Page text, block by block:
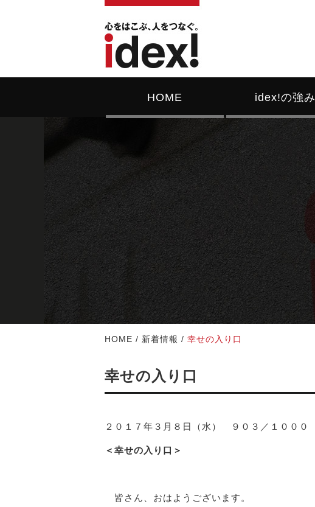
HOME idex!の強み
HOME / 新着情報 / 幸せの入り口
幸せの入り口
２０１７年３月８日（水） ９０３／１０００
＜幸せの入り口＞
皆さん、おはようございます。